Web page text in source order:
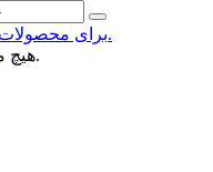
برای محصولات بیشتر کلیک کنید.
هیچ محصولی پیدا نشد.